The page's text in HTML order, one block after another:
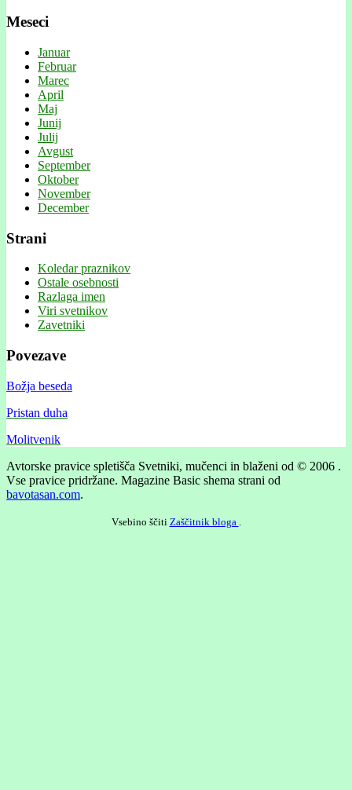
Meseci
Januar
Februar
Marec
April
Maj
Junij
Julij
Avgust
September
Oktober
November
December
Strani
Koledar praznikov
Ostale osebnosti
Razlaga imen
Viri svetnikov
Zavetniki
Povezave
Božja beseda
Pristan duha
Molitvenik
Avtorske pravice spletišča Svetniki, mučenci in blaženi od © 2006 .
Vse pravice pridržane. Magazine Basic shema strani od
bavotasan.com.
Vsebino ščiti Zaščitnik bloga